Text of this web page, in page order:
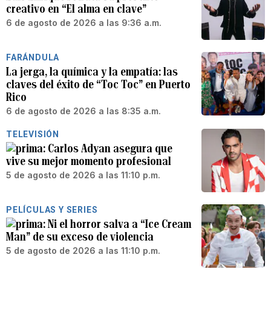
creativo en “El alma en clave”
6 de agosto de 2026 a las 9:36 a.m.
FARÁNDULA
La jerga, la química y la empatía: las
claves del éxito de “Toc Toc” en Puerto
Rico
6 de agosto de 2026 a las 8:35 a.m.
TELEVISIÓN
Carlos Adyan asegura que
vive su mejor momento profesional
5 de agosto de 2026 a las 11:10 p.m.
PELÍCULAS Y SERIES
Ni el horror salva a “Ice Cream
Man” de su exceso de violencia
5 de agosto de 2026 a las 11:10 p.m.